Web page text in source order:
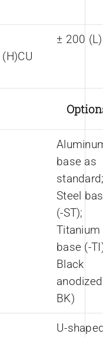
(H)CU
± 200
base as
Steel
(-ST);
Titanium
base (-
Black
BK)
U-